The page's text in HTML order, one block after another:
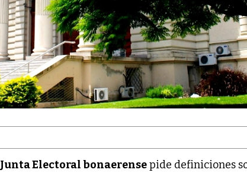
Junta Electoral bonaerensepide definiciones